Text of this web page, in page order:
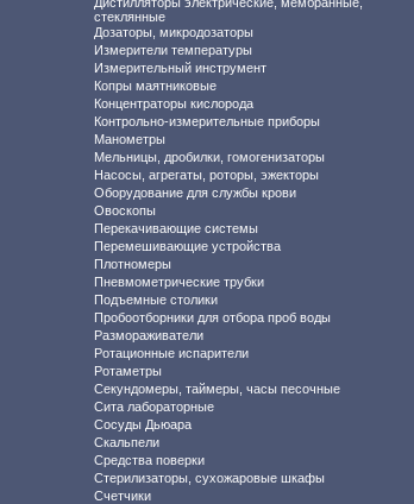
стеклянные
Дозаторы, микродозаторы
Измерители температуры
Измерительный инструмент
Копры маятниковые
Концентраторы кислорода
Контрольно-измерительные приборы
Манометры
Мельницы, дробилки, гомогенизаторы
Насосы, агрегаты, роторы, эжекторы
Оборудование для службы крови
Овоскопы
Перекачивающие системы
Перемешивающие устройства
Плотномеры
Пневмометрические трубки
Подъемные столики
Пробоотборники для отбора проб воды
Размораживатели
Ротационные испарители
Ротаметры
Секундомеры, таймеры, часы песочные
Сита лабораторные
Сосуды Дьюара
Скальпели
Средства поверки
Стерилизаторы, сухожаровые шкафы
Счетчики